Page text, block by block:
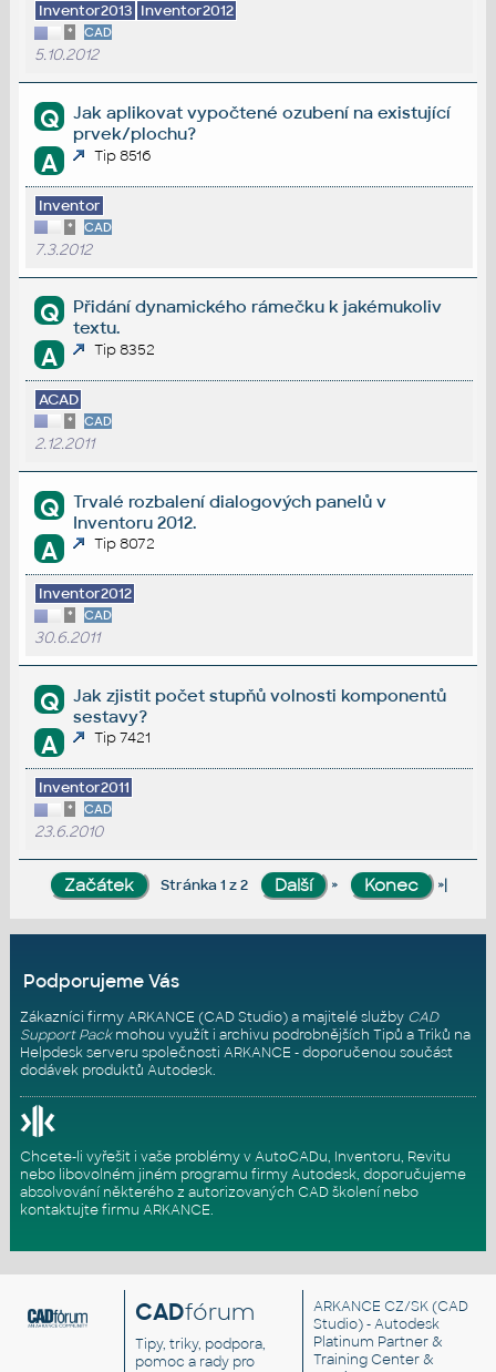
Inventor2013 Inventor2012
* CAD
5.10.2012
Q
Jak aplikovat vypočtené ozubení na existující
prvek/plochu?
A Tip 8516
Inventor
* CAD
7.3.2012
Q
Přidání dynamického rámečku k jakémukoliv
textu.
A Tip 8352
ACAD
* CAD
2.12.2011
Q
Trvalé rozbalení dialogových panelů v
Inventoru 2012.
A Tip 8072
Inventor2012
* CAD
30.6.2011
Q
Jak zjistit počet stupňů volnosti komponentů
sestavy?
A Tip 7421
Inventor2011
* CAD
23.6.2010
Stránka 1 z 2 » »|
Podporujeme Vás
Zákazníci firmy ARKANCE (CAD Studio) a majitelé služby CAD
Support Packmohou využít i archivu podrobnějších Tipů a Triků na
Helpdesk serveru společnosti ARKANCE - doporučenou součást
dodávek produktů Autodesk.
Chcete-li vyřešit i vaše problémy v AutoCADu, Inventoru, Revitu
nebo libovolném jiném programu firmy Autodesk, doporučujeme
absolvování některého z autorizovaných CAD školenínebo
kontaktujte firmu ARKANCE.
CADfórum
Tipy, triky, podpora,
pomoc a rady pro
ARKANCE CZ/SK(CAD
Studio) - Autodesk
Platinum Partner &
Training Center &